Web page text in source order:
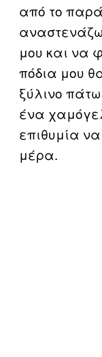
από το
μου και να
πόδια μου
ξύλινο
ένα
επιθυμία
μέρα.